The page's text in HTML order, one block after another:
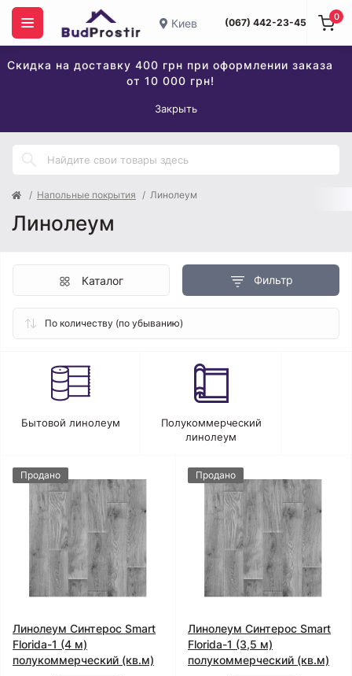
Киев (067) 442-23-45
Скидка на доставку 400 грн при оформлении заказа
от 10 000 грн!
Закрыть
0
Напольные покрытия Линолеум
Линолеум
Фильтр
Каталог
Бытовой линолеум
Полукоммерческий
линолеум
Продано
Линолеум Синтерос Smart
Florida-1 (4 м)
полукоммерческий (кв.м)
Продано
Линолеум Синтерос Smart
Florida-1 (3,5 м)
полукоммерческий (кв.м)